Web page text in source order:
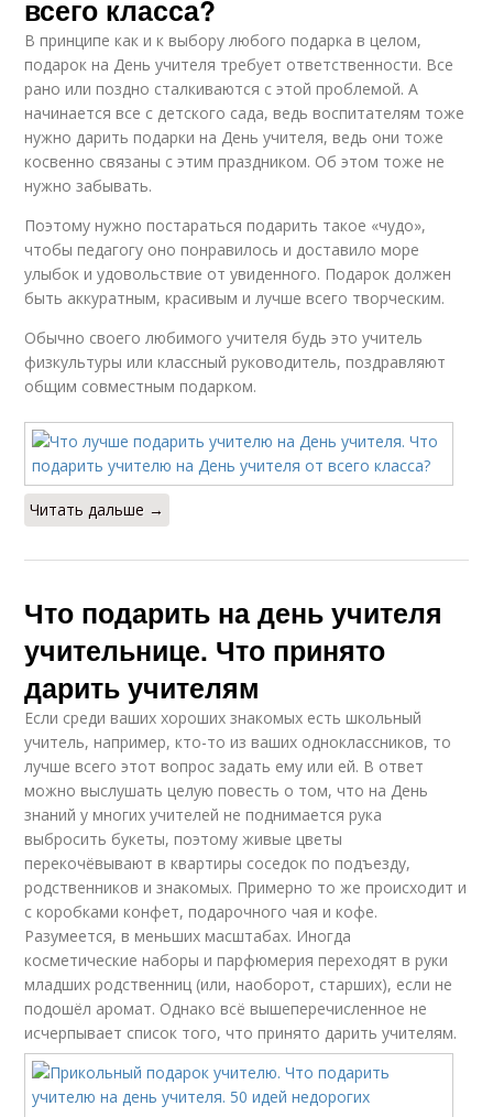
всего класса?
В принципе как и к выбору любого подарка в целом,
подарок на День учителя требует ответственности. Все
рано или поздно сталкиваются с этой проблемой. А
начинается все с детского сада, ведь воспитателям тоже
нужно дарить подарки на День учителя, ведь они тоже
косвенно связаны с этим праздником. Об этом тоже не
нужно забывать.
Поэтому нужно постараться подарить такое «чудо»,
чтобы педагогу оно понравилось и доставило море
улыбок и удовольствие от увиденного. Подарок должен
быть аккуратным, красивым и лучше всего творческим.
Обычно своего любимого учителя будь это учитель
физкультуры или классный руководитель, поздравляют
общим совместным подарком.
Читать дальше →
Что подарить на день учителя
учительнице. Что принято
дарить учителям
Если среди ваших хороших знакомых есть школьный
учитель, например, кто-то из ваших одноклассников, то
лучше всего этот вопрос задать ему или ей. В ответ
можно выслушать целую повесть о том, что на День
знаний у многих учителей не поднимается рука
выбросить букеты, поэтому живые цветы
перекочёвывают в квартиры соседок по подъезду,
родственников и знакомых. Примерно то же происходит и
с коробками конфет, подарочного чая и кофе.
Разумеется, в меньших масштабах. Иногда
косметические наборы и парфюмерия переходят в руки
младших родственниц (или, наоборот, старших), если не
подошёл аромат. Однако всё вышеперечисленное не
исчерпывает список того, что принято дарить учителям.